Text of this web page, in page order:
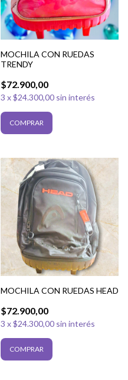
MOCHILA CON RUEDAS
TRENDY
$72.900,00
3 x$24.300,00 sin interés
MOCHILA CON RUEDAS HEAD
$72.900,00
3 x$24.300,00 sin interés